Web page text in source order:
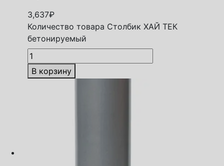
3,637₽
Количество товара Столбик ХАЙ ТЕК
бетонируемый
В корзину